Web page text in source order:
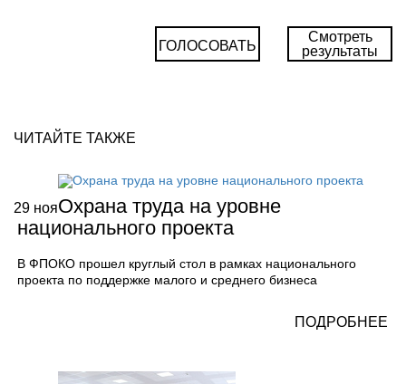
ГОЛОСОВАТЬ
Смотреть
результаты
ЧИТАЙТЕ ТАКЖЕ
29 нояОхрана труда на уровне
национального проекта
В ФПОКО прошел круглый стол в рамках национального
проекта по поддержке малого и среднего бизнеса
ПОДРОБНЕЕ